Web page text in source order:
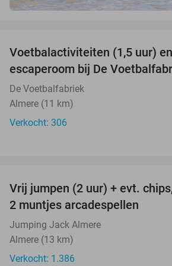
Voetbalactiviteiten (1,5 uur)
escaperoom bij De
De Voetbalfabriek
Almere (11 km)
Verkocht: 306
Vrij jumpen (2 uur) + evt.
2 muntjes arcadespellen
Jumping Jack Almere
Almere (13 km)
Verkocht: 1.386